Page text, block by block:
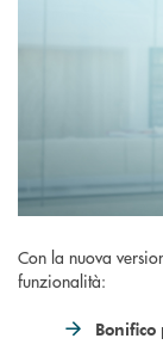
Con la nuova
funzionalità: